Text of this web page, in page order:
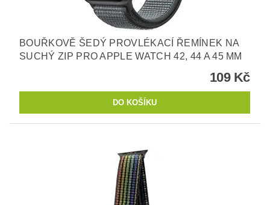
BOUŘKOVĚ ŠEDÝ PROVLÉKACÍ ŘEMÍNEK NA
SUCHÝ ZIP PRO APPLE WATCH 42, 44 A 45 MM
109 Kč